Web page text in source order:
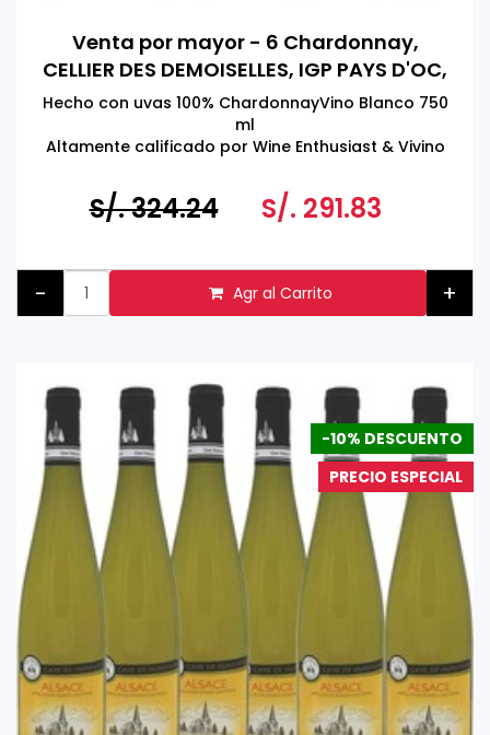
Venta por mayor - 6 Chardonnay,
CELLIER DES DEMOISELLES, IGP PAYS D'OC,
FRANCIA 750 ML
Hecho con uvas 100% ChardonnayVino Blanco 750
ml
Altamente calificado por Wine Enthusiast & Vivino
Tomar bebidas alcohólicas en exceso es dañino
para la salud
S/. 324.24 S/. 291.83
- Agr al Carrito +
-10% DESCUENTO
PRECIO ESPECIAL